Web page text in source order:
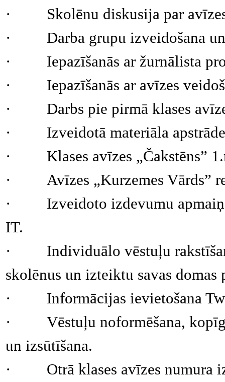
·
Skolēnu diskusija par
·
Darba grupu izveidošana
·
Iepazīšanās ar žurnālista
·
Iepazīšanās ar avīzes
·
Darbs pie pirmā klases
·
Izveidotā materiāla
·
Klases avīzes „Čakstēns”
·
Avīzes „Kurzemes Vārds”
·
Izveidoto izdevumu
IT.
·
Individuālo vēstuļu
skolēnus un izteiktu savas
·
Informācijas ievietošana
·
Vēstuļu noformēšana,
un izsūtīšana.
·
Otrā klases avīzes numura